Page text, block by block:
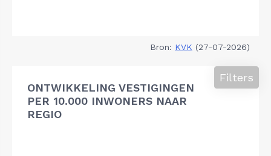
Bron: KVK (27-07-2026)
ONTWIKKELING VESTIGINGEN
PER 10.000 INWONERS NAAR
REGIO
Filters